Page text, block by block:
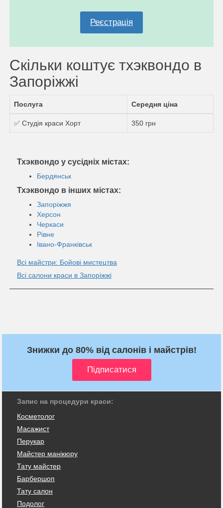
Реєстрація
Скільки коштує тхэквондо в
Запоріжжі
Послуга Середня ціна
✅ Студія краси Хорт 350 грн
Тхэквондо у сусідніх містах:
Бердянськ
Тхэквондо в інших містах:
Запоріжжя
Херсон
Черкаси
Рівне
Івано-Франківськ
Всі майстри: Бойові мистецтва
Всі салони краси в Запоріжжі
Знижки до 80% від салонів і майстрів!
Запис на процедури краси:
Косметолог
Масажист
Перукар
Майстер манікюру
Тату майстер
Барбершоп
Тату салон
Подолог